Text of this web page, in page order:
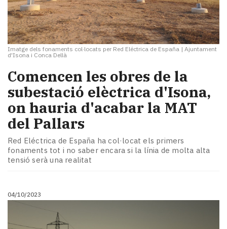
Imatge dels fonaments col·locats per Red Eléctrica de España | Ajuntament
d'Isona i Conca Dellà
Comencen les obres de la
subestació elèctrica d'Isona,
on hauria d'acabar la MAT
del Pallars
Red Eléctrica de España ha col·locat els primers
fonaments tot i no saber encara si la línia de molta alta
tensió serà una realitat
04/10/2023